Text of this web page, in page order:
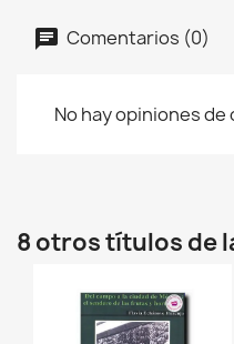
Comentarios (0)
No hay opiniones
8 otros títulos de